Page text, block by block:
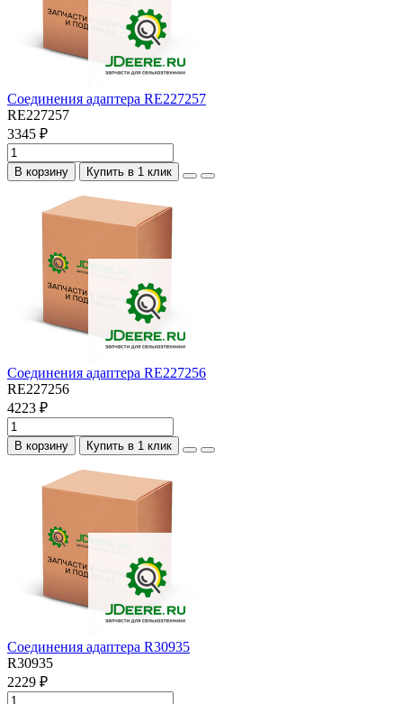
Соединения адаптера RE227257
RE227257
3345 ₽
В корзину Купить в 1 клик
Соединения адаптера RE227256
RE227256
4223 ₽
В корзину Купить в 1 клик
Соединения адаптера R30935
R30935
2229 ₽